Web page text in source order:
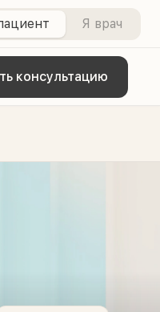
Я врач
консультацию